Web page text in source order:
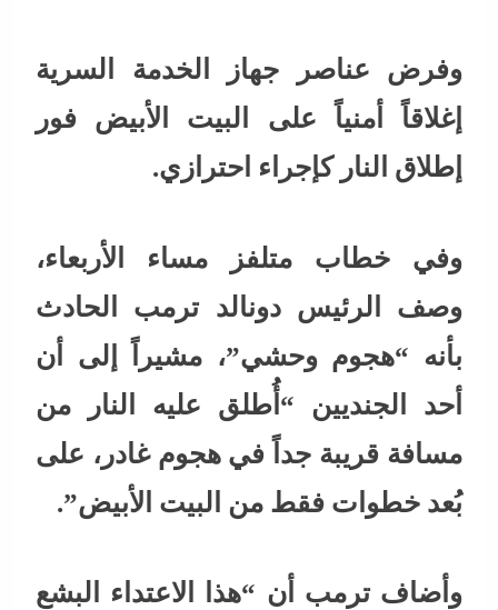
وفرض عناصر جهاز الخدمة السرية
إغلاقاً أمنياً على البيت الأبيض فور
إطلاق النار كإجراء احترازي.
وفي خطاب متلفز مساء الأربعاء،
وصف الرئيس دونالد ترمب الحادث
بأنه “هجوم وحشي”، مشيراً إلى أن
أحد الجنديين “أُطلق عليه النار من
مسافة قريبة جداً في هجوم غادر، على
بُعد خطوات فقط من البيت الأبيض”.
وأضاف ترمب أن “هذا الاعتداء البشع